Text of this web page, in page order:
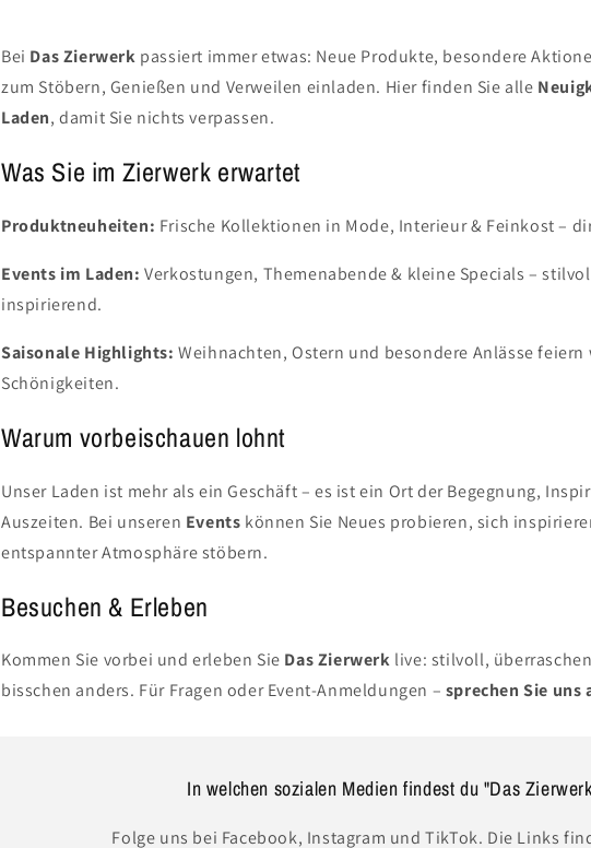
Bei Das Zierwerk passiert immer etwas: Neue Produkte, besondere
zum Stöbern, Genießen und Verweilen einladen. Hier finden Sie alle
Laden, damit Sie nichts verpassen.
Was Sie im Zierwerk erwartet
Produktneuheiten: Frische Kollektionen in Mode, Interieur & Feinkost –
Events im Laden: Verkostungen, Themenabende & kleine Specials –
inspirierend.
Saisonale Highlights: Weihnachten, Ostern und besondere Anlässe
Schönigkeiten.
Warum vorbeischauen lohnt
Unser Laden ist mehr als ein Geschäft – es ist ein Ort der Begegnung,
Auszeiten. Bei unseren Events können Sie Neues probieren, sich
entspannter Atmosphäre stöbern.
Besuchen & Erleben
Kommen Sie vorbei und erleben Sie Das Zierwerk live: stilvoll,
bisschen anders. Für Fragen oder Event-Anmeldungen – sprechen Sie uns
In welchen sozialen Medien findest du "Das
Folge uns bei Facebook, Instagram und TikTok. Die Links